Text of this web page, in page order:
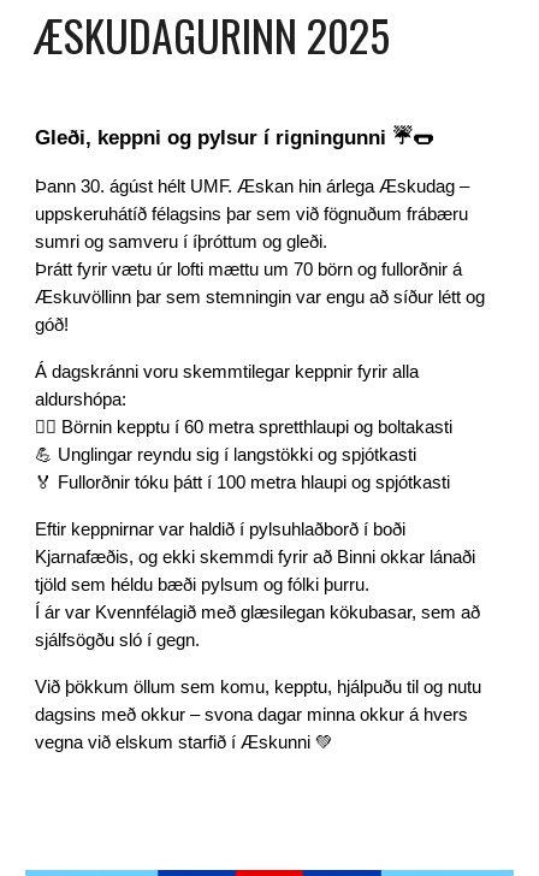
ÆSKUDAGURINN 2025
Gleði, keppni og pylsur í rigningunni ☔🌭
Þann 30. ágúst hélt UMF. Æskan hin árlega Æskudag –
uppskeruhátíð félagsins þar sem við fögnuðum frábæru
sumri og samveru í íþróttum og gleði.
Þrátt fyrir vætu úr lofti mættu um 70 börn og fullorðnir á
Æskuvöllinn þar sem stemningin var engu að síður létt og
góð!
Á dagskránni voru skemmtilegar keppnir fyrir alla
aldurshópa:
🏃‍♀️ Börnin kepptu í 60 metra spretthlaupi og boltakasti
💪 Unglingar reyndu sig í langstökki og spjótkasti
🏅 Fullorðnir tóku þátt í 100 metra hlaupi og spjótkasti
Eftir keppnirnar var haldið í pylsuhlaðborð í boði
Kjarnafæðis, og ekki skemmdi fyrir að Binni okkar lánaði
tjöld sem héldu bæði pylsum og fólki þurru.
Í ár var Kvennfélagið með glæsilegan kökubasar, sem að
sjálfsögðu sló í gegn.
Við þökkum öllum sem komu, kepptu, hjálpuðu til og nutu
dagsins með okkur – svona dagar minna okkur á hvers
vegna við elskum starfið í Æskunni 💚